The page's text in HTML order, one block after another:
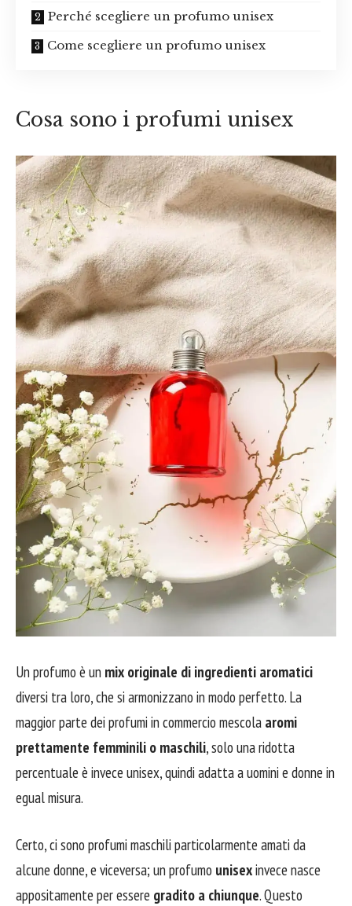
Perché scegliere un profumo unisex
Come scegliere un profumo unisex
Cosa sono i profumi unisex
Un profumo è un mix originale di ingredienti aromatici
diversi tra loro, che si armonizzano in modo perfetto. La
maggior parte dei profumi in commercio mescola aromi
prettamente femminili o maschili, solo una ridotta
percentuale è invece unisex, quindi adatta a uomini e donne in
egual misura.
Certo, ci sono profumi maschili particolarmente amati da
alcune donne, e viceversa; un profumo unisexinvece nasce
appositamente per essere gradito a chiunque. Questo